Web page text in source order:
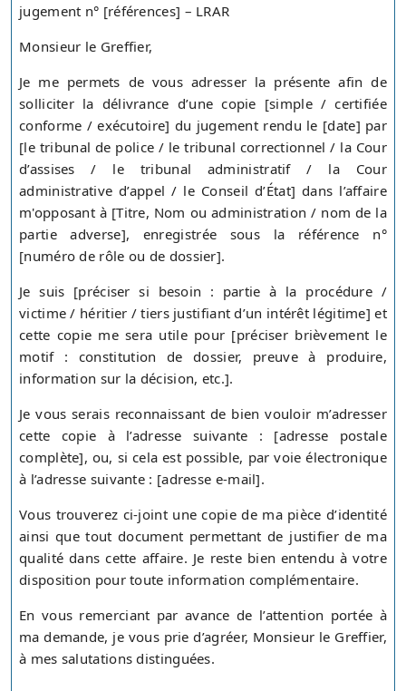
jugement n° [références] – LRAR
Monsieur le Greffier,
Je me permets de vous adresser la présente afin de
solliciter la délivrance d’une copie [simple / certifiée
conforme / exécutoire] du jugement rendu le [date] par
[le tribunal de police / le tribunal correctionnel / la Cour
d’assises / le tribunal administratif / la Cour
administrative d’appel / le Conseil d’État] dans l’affaire
m'opposant à [Titre, Nom ou administration / nom de la
partie adverse], enregistrée sous la référence n°
[numéro de rôle ou de dossier].
Je suis [préciser si besoin : partie à la procédure /
victime / héritier / tiers justifiant d’un intérêt légitime] et
cette copie me sera utile pour [préciser brièvement le
motif : constitution de dossier, preuve à produire,
information sur la décision, etc.].
Je vous serais reconnaissant de bien vouloir m’adresser
cette copie à l’adresse suivante : [adresse postale
complète], ou, si cela est possible, par voie électronique
à l’adresse suivante : [adresse e-mail].
Vous trouverez ci-joint une copie de ma pièce d’identité
ainsi que tout document permettant de justifier de ma
qualité dans cette affaire. Je reste bien entendu à votre
disposition pour toute information complémentaire.
En vous remerciant par avance de l’attention portée à
ma demande, je vous prie d’agréer, Monsieur le Greffier,
à mes salutations distinguées.